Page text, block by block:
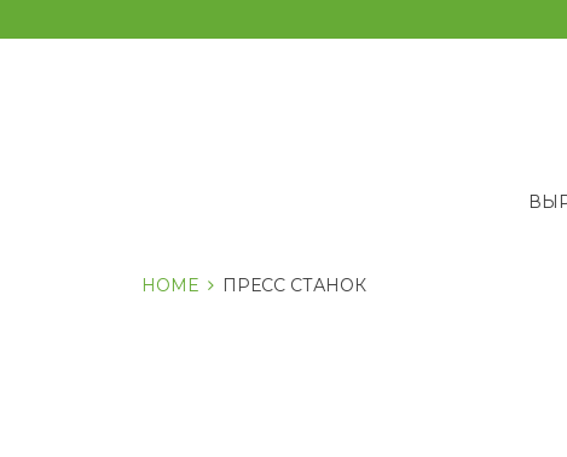
к
HOME ПРЕСС СТАНОК